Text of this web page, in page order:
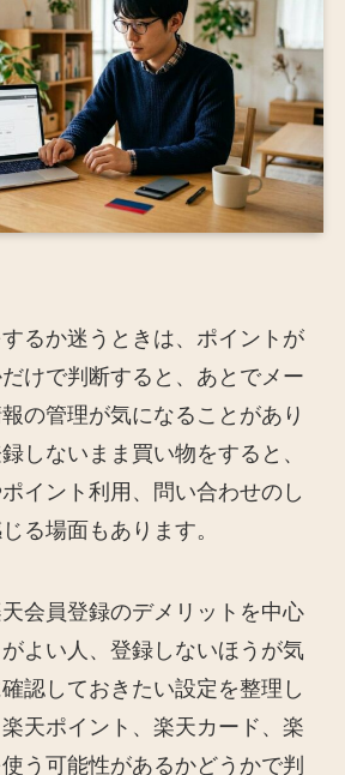
るか迷うときは、ポイントが
けで判断すると、あとでメー
の管理が気になることがあり
しないまま買い物をすると、
イント利用、問い合わせのし
る場面もあります。
会員登録のデメリットを中心
よい人、登録しないほうが気
認しておきたい設定を整理し
天ポイント、楽天カード、楽
う可能性があるかどうかで判